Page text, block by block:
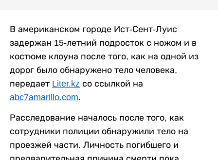
В американском городе Ист-Сент-Луис
задержан 15-летний подросток с ножом и в
костюме клоуна после того, как на одной из
дорог было обнаружено тело человека,
передает Liter.kz со ссылкой на
abc7amarillo.com.
Расследование началось после того, как
сотрудники полиции обнаружили тело на
проезжей части. Личность погибшего и